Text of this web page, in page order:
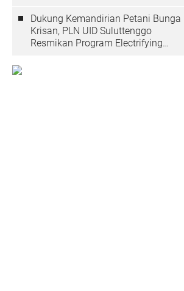
Dukung Kemandirian Petani Bunga
Krisan, PLN UID Suluttenggo
Resmikan Program Electrifying